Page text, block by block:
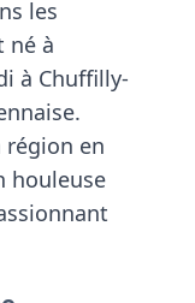
les
né à
à Chuffilly-
région en
houleuse